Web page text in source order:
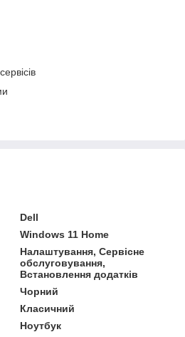
Dell
Windows 11 Home
Налаштування, Сервісне
обслуговування,
Встановлення додатків
Чорний
Класичний
Ноутбук